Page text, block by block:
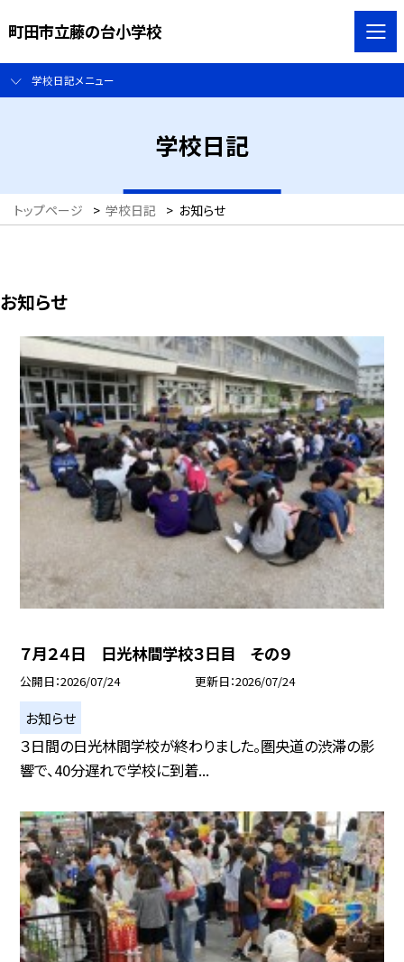
町田市立藤の台小学校
学校日記メニュー
学校日記
トップページ > 学校日記 > お知らせ
お知らせ
７月２４日 日光林間学校３日目 その９
公開日 2026/07/24 更新日 2026/07/24
お知らせ
３日間の日光林間学校が終わりました。圏央道の渋滞の影
響で、40分遅れで学校に到着...